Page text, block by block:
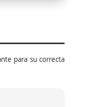
para su correcta